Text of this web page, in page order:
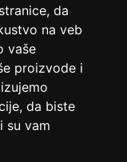
, da
na veb
vaše
proizvode i
, da biste
su vam